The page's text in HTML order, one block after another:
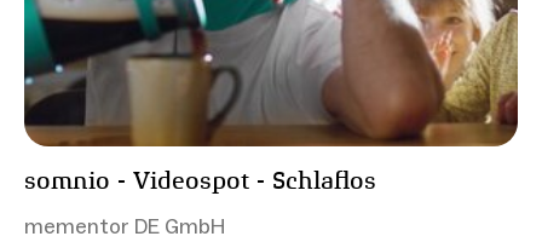
somnio - Videospot - Schlaflos
mementor DE GmbH